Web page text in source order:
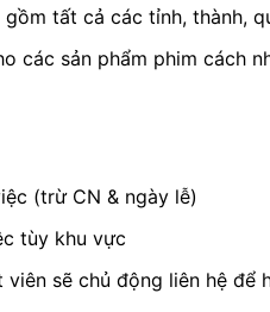
tất cả các tỉnh, thành,
các sản phẩm phim cách
(trừ CN & ngày lễ)
tùy khu vực
sẽ chủ động liên hệ để